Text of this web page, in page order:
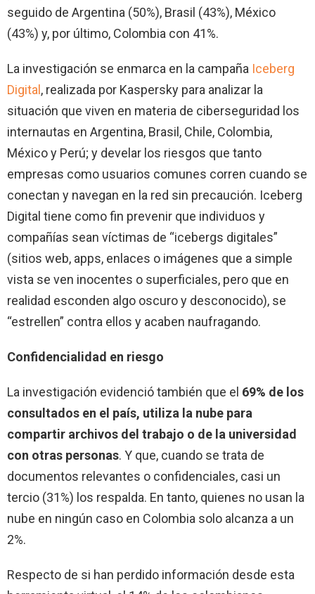
seguido de Argentina (50%), Brasil (43%), México
(43%) y, por último, Colombia con 41%.
La investigación se enmarca en la campaña Iceberg
Digital, realizada por Kaspersky para analizar la
situación que viven en materia de ciberseguridad los
internautas en Argentina, Brasil, Chile, Colombia,
México y Perú; y develar los riesgos que tanto
empresas como usuarios comunes corren cuando se
conectan y navegan en la red sin precaución. Iceberg
Digital tiene como fin prevenir que individuos y
compañías sean víctimas de “icebergs digitales”
(sitios web, apps, enlaces o imágenes que a simple
vista se ven inocentes o superficiales, pero que en
realidad esconden algo oscuro y desconocido), se
“estrellen” contra ellos y acaben naufragando.
Confidencialidad en riesgo
La investigación evidenció también que el 69% de los
consultados en el país, utiliza la nube para
compartir archivos del trabajo o de la universidad
con otras personas. Y que, cuando se trata de
documentos relevantes o confidenciales, casi un
tercio (31%) los respalda. En tanto, quienes no usan la
nube en ningún caso en Colombia solo alcanza a un
2%.
Respecto de si han perdido información desde esta